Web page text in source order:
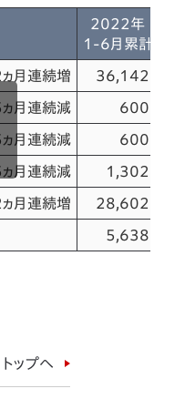
2022年
1-6月累計
月連続増 36,142
月連続減 600
月連続減 600
月連続減 1,302
月連続増 28,602
5,638
ップへ